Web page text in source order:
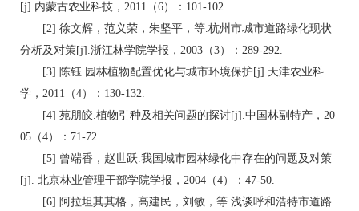
[j].内蒙古农业科技，2011（6）：101-102.
[2] 徐文辉，范义荣，朱坚平，等.杭州市城市道路绿化现状
分析及对策[j].浙江林学院学报，2003（3）：289-292.
[3] 陈钰.园林植物配置优化与城市环境保护[j].天津农业科
学，2011（4）：130-132.
[4] 苑朋皎.植物引种及相关问题的探讨[j].中国林副特产，20
05（4）：71-72.
[5] 曾端香，赵世跃.我国城市园林绿化中存在的问题及对策
[j]. 北京林业管理干部学院学报，2004（4）：47-50.
[6] 阿拉坦其其格，高建民，刘敏，等.浅谈呼和浩特市道路